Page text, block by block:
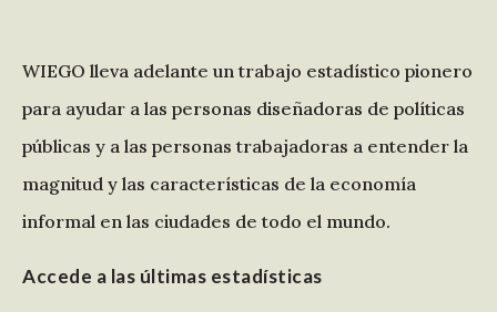
WIEGO lleva adelante un trabajo estadístico pionero
para ayudar a las personas diseñadoras de políticas
públicas y a las personas trabajadoras a entender la
magnitud y las características de la economía
informal en las ciudades de todo el mundo.
Accede a las últimas estadísticas